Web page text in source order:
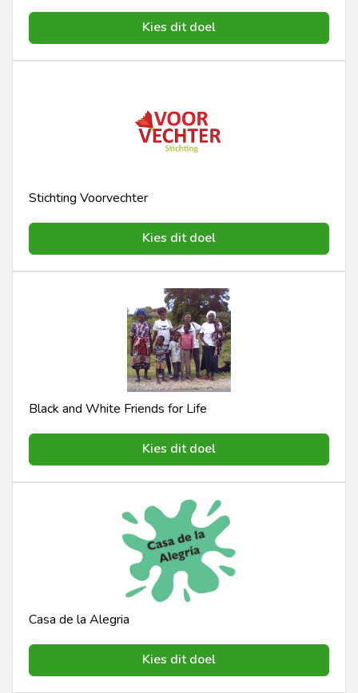
Kies dit doel
Stichting Voorvechter
Kies dit doel
Black and White Friends for Life
Kies dit doel
Casa de la Alegria
Kies dit doel